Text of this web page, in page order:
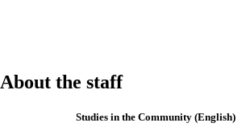
About the staff
(English) Studies in the Community